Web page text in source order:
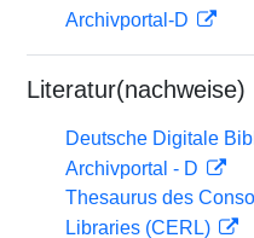
Archivportal-D
Literatur(nachweise)
Deutsche Digitale
Archivportal - D
Thesaurus des
Libraries (CERL)